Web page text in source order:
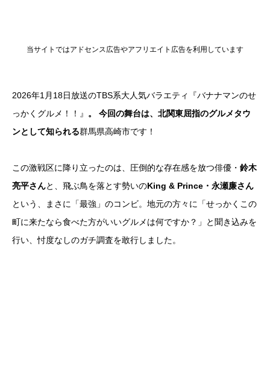
当サイトではアドセンス広告やアフリエイト広告を利用しています
2026年1月18日放送のTBS系大人気バラエティ『バナナマンのせ
っかくグルメ！！』 。 今回の舞台は、北関東屈指のグルメタウ
ンとして知られる群馬県高崎市です！
この激戦区に降り立ったのは、圧倒的な存在感を放つ俳優・ 鈴木
亮平さんと、飛ぶ鳥を落とす勢いのKing & Prince・永瀬廉さん
という、まさに「最強」のコンビ。地元の方々に「せっかくこの
町に来たなら食べた方がいいグルメは何ですか？」と聞き込みを
行い、忖度なしのガチ調査を敢行しました。